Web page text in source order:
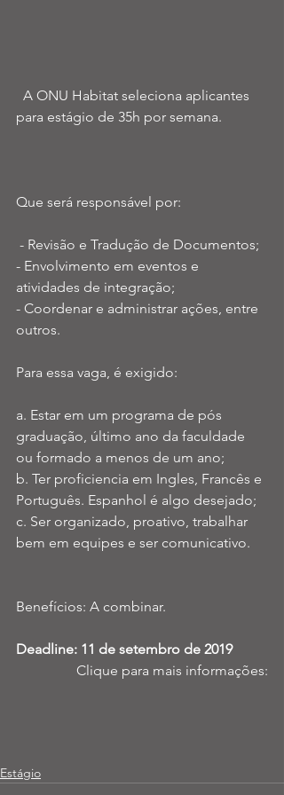
para estágio de 35h por semana.
Que será responsável por:
- Revisão e Tradução de Documentos;
- Envolvimento em eventos e
atividades de integração;
- Coordenar e administrar ações, entre
outros.
Para essa vaga, é exigido:
a. Estar em um programa de pós
graduação, último ano da faculdade
ou formado a menos de um ano;
b. Ter proficiencia em Ingles, Francês e
Português. Espanhol é algo desejado;
c. Ser organizado, proativo, trabalhar
bem em equipes e ser comunicativo.
Benefícios: A combinar.
Deadline: 11 de setembro de 2019
Clique para mais informações:
Estágio